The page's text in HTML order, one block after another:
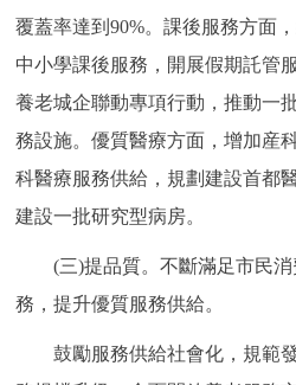
覆蓋率達到90%。課後服務方面
中小學課後服務，開展假期託管
養老城企聯動專項行動，推動一
務設施。優質醫療方面，增加産
科醫療服務供給，規劃建設首都
建設一批研究型病房。
(三)提品質。不斷滿足市民消
務，提升優質服務供給。
鼓勵服務供給社會化，規範發